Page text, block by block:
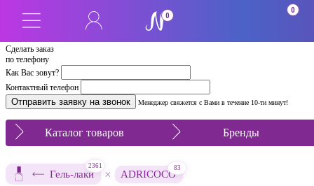
Сделать заказ
по телефону
Как Вас зовут?
Контактный телефон
Менеджер свяжется с Вами в течение 10-ти минут!
0
0
Каталог товаров Бренды
Гель-лаки
2361
× ADRICOCO
83